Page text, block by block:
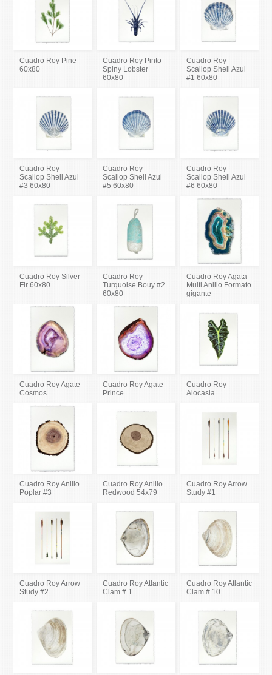
Cuadro Roy Pine
60x80
Cuadro Roy Pinto
Spiny Lobster
60x80
Cuadro Roy
Scallop Shell Azul
#1 60x80
Cuadro Roy
Scallop Shell Azul
#3 60x80
Cuadro Roy
Scallop Shell Azul
#5 60x80
Cuadro Roy
Scallop Shell Azul
#6 60x80
Cuadro Roy Silver
Fir 60x80
Cuadro Roy
Turquoise Bouy #2
60x80
Cuadro Roy Agata
Multi Anillo Formato
gigante
Cuadro Roy Agate
Cosmos
Cuadro Roy Agate
Prince
Cuadro Roy
Alocasia
Cuadro Roy Anillo
Poplar #3
Cuadro Roy Anillo
Redwood 54x79
Cuadro Roy Arrow
Study #1
Cuadro Roy Arrow
Study #2
Cuadro Roy Atlantic
Clam # 1
Cuadro Roy Atlantic
Clam # 10